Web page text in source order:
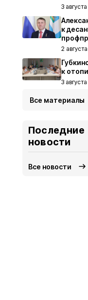
3
к
2
к
3 августа
Все материалы
Последние
новости
Все новости